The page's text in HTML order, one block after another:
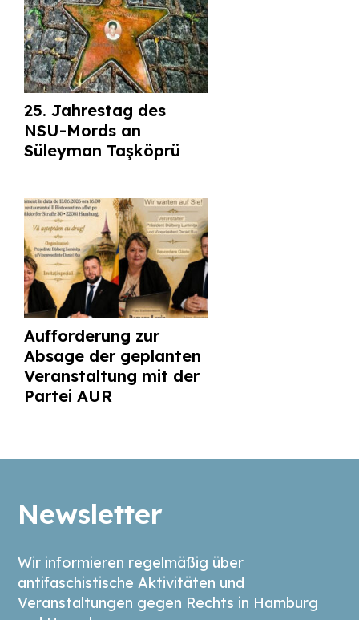
25. Jahrestag des
NSU-Mords an
Süleyman Taşköprü
Aufforderung zur
Absage der geplanten
Veranstaltung mit der
Partei AUR
Newsletter
Wir informieren regelmäßig über
antifaschistische Aktivitäten und
Veranstaltungen gegen Rechts in Hamburg